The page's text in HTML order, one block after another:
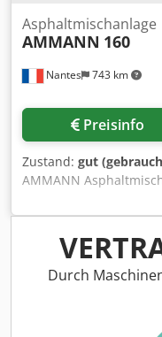
Nantes 743 km
Asphaltmischanlage
AMMANN 160
Preisinfo
Zustand: gut
AMMANN
Brenner: 2006 Filter:
Automatisierung: 2013
Anlage wird derzeit
Durch